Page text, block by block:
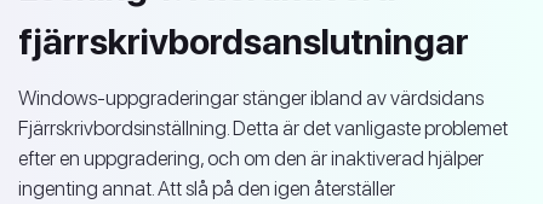
fjärrskrivbordsanslutningar
Windows-uppgraderingar stänger ibland av värdsidans
Fjärrskrivbordsinställning. Detta är det vanligaste problemet
efter en uppgradering, och om den är inaktiverad hjälper
ingenting annat. Att slå på den igen återställer